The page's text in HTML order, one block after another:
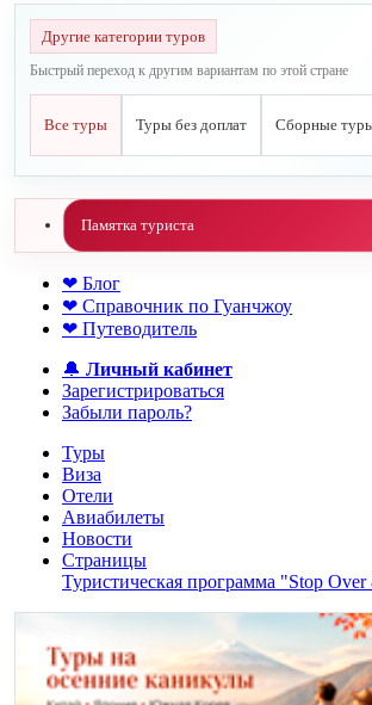
Другие категории туров
Быстрый переход к другим вариантам по этой стране
Все туры Туры без доплат Сборные
Памятка туриста
❤ Блог
❤ Справочник по Гуанчжоу
❤ Путеводитель
🔔 Личный кабинет
Зарегистрироваться
Забыли пароль?
Туры
Виза
Отели
Авиабилеты
Новости
Страницы
Туристическая программа "Stop